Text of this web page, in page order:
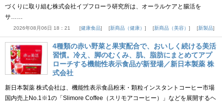
づくりに取り組む株式会社イブフローラ研究所は、オーラルケアと腸活を
サ……
2026年08月06日 18：21 健康食品 新商品（健康） 新商品（美容） 新製品
4種類の赤い野菜と果実配合で、おいしく続ける美活
習慣。冷え、脚のむくみ、肌、脂肪にまとめてアプ
ローチする機能性表示食品が新登場／新日本製薬 株
式会社
新日本製薬 株式会社は、機能性表示食品粉末・顆粒インスタントコーヒー市場
国内売上No.1※1の「Slimore Coffee（スリモアコーヒー）」などを展開するヘ